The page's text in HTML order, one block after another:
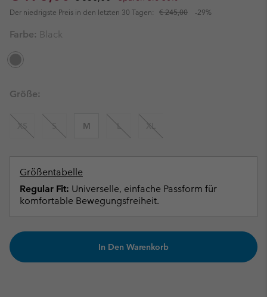
Der niedrigste Preis in den letzten 30 Tagen: € 245,00 -29%
Farbe: Black
Größe:
XS S M L XL
Größentabelle
Regular Fit: Universelle, einfache Passform für
komfortable Bewegungsfreiheit.
In Den Warenkorb